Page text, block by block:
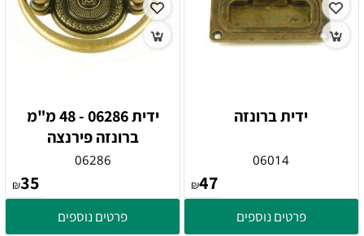
ידית ברונזה
06014
₪47
פרטים נוספים
ידית 06286 - 48 מ"מ
ברונזה פירנצה
06286
₪35
פרטים נוספים